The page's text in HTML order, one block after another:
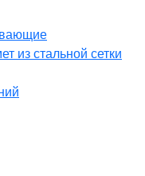
из стальной сетки